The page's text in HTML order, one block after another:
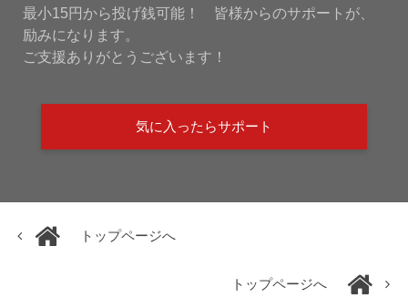
最小15円から投げ銭可能！ 皆様からのサポートが、
励みになります。
ご支援ありがとうございます！
気に入ったらサポート
トップページへ
トップページへ